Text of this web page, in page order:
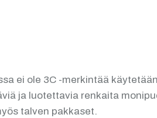
ei ole 3C -merkintää
ja luotettavia renkaita
talven pakkaset.